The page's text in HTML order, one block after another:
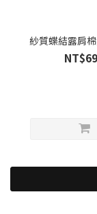
紗質蝶結露肩